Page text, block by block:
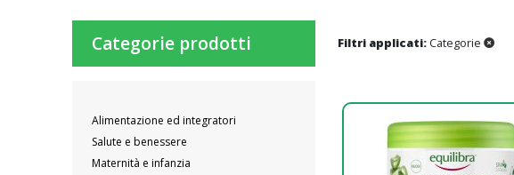
Categorie prodotti
Alimentazione ed integratori
Salute e benessere
Maternità e infanzia
Filtri applicati:Categorie